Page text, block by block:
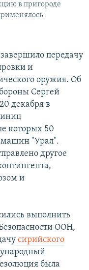
в пригороде
передачу
и
оружия. Об
Сергей
декабря в
которых 50
"Урал".
другое
и
выполнить
ООН,
сирийского
была